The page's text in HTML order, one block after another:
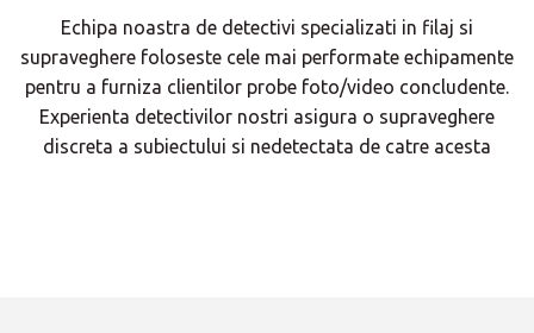
Echipa noastra de detectivi specializati in filaj si
supraveghere foloseste cele mai performate echipamente
pentru a furniza clientilor probe foto/video concludente.
Experienta detectivilor nostri asigura o supraveghere
discreta a subiectului si nedetectata de catre acesta